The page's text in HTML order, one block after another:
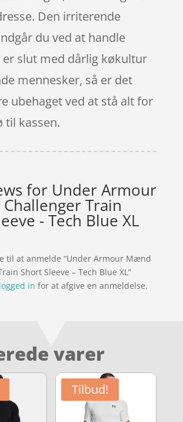
Den irriterende
du ved at handle
er slut med dårlig køkultur
mennesker, så er det
ubehaget ved at stå alt for
kassen.
for Under Armour
Train
- Tech Blue XL
til at anmelde “Under Armour Mænd
Short Sleeve – Tech Blue XL”
logged in for at afgive en anmeldelse.
varer
Tilbud!